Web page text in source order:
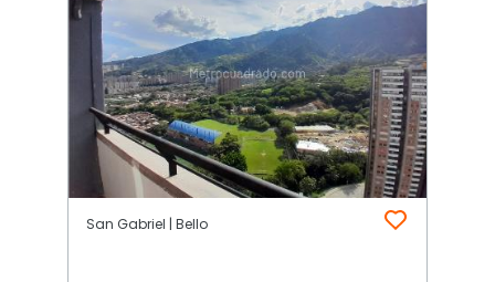
San Gabriel | Bello